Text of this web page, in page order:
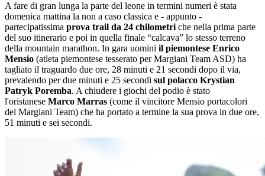
A fare di gran lunga la parte del leone in termini numeri è stata
domenica mattina la non a caso classica e - appunto -
partecipatissima prova trail da 24 chilometri che nella prima parte
del suo itinerario e poi in quella finale “calcava” lo stesso terreno
della mountain marathon. In gara uomini il piemontese Enrico
Mensio (atleta piemontese tesserato per Margiani Team ASD) ha
tagliato il traguardo due ore, 28 minuti e 21 secondi dopo il via,
prevalendo per due minuti e 25 secondi sul polacco Krystian
Patryk Poremba. A chiudere i giochi del podio è stato
l'oristanese Marco Marras (come il vincitore Mensio portacolori
del Margiani Team) che ha portato a termine la sua prova in due ore,
51 minuti e sei secondi.